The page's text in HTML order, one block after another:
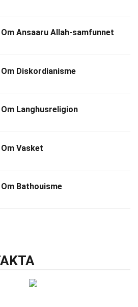
Ansaaru Allah-samfunnet
Diskordianisme
Langhusreligion
Vasket
Bathouisme